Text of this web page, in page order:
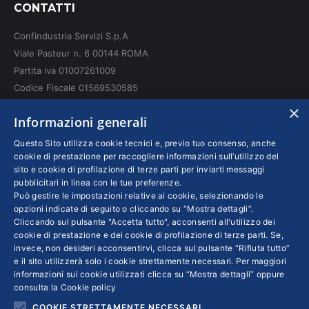
opens
new
window
opens
window
opens
window
CONTATTI
Confindustria Servizi S.p.A
Viale Pasteur n. 6 00144 ROMA
Partita iva 01007261009
Codice Fiscale 01569530585
INFO LEGALI
Colophon editoriali
Disclaimer
Privacy
Coordinate Bancarie
×
Informazioni generali
Questo Sito utilizza cookie tecnici e, previo tuo consenso, anche
cookie di prestazione per raccogliere informazioni sull’utilizzo del
sito e cookie di profilazione di terze parti per inviarti messaggi
pubblicitari in linea con le tue preferenze.
Può gestire le impostazioni relative ai cookie, selezionando le
opzioni indicate di seguito o cliccando su “Mostra dettagli”.
Cliccando sul pulsante "Accetta tutto", acconsenti all'utilizzo dei
cookie di prestazione e dei cookie di profilazione di terze parti. Se,
invece, non desideri acconsentirvi, clicca sul pulsante “Rifiuta tutto”
e il sito utilizzerà solo i cookie strettamente necessari. Per maggiori
informazioni sui cookie utilizzati clicca su “Mostra dettagli” oppure
consulta la Cookie policy